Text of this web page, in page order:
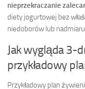
nieprzekraczanie
diety jogurtowej bez
niedoborów lub
Jak wygląda 3-
przykładowy
Przykładowy plan